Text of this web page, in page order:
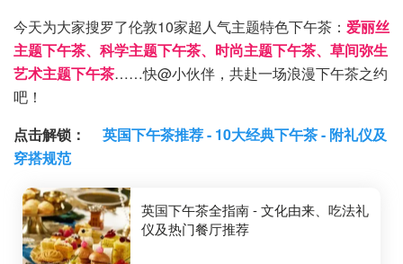
今天为大家搜罗了伦敦10家超人气主题特色下午茶： 爱丽丝
主题下午茶、科学主题下午茶、时尚主题下午茶、草间弥生
艺术主题下午茶……快@小伙伴，共赴一场浪漫下午茶之约
吧！
点击解锁：
英国下午茶推荐 - 10大经典下午茶 - 附礼仪及
穿搭规范
英国下午茶全指南 - 文化由来、吃法礼
仪及热门餐厅推荐